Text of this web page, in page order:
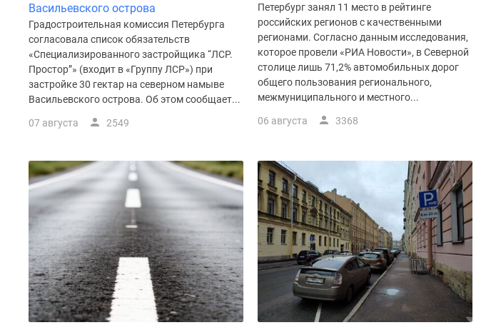
Коттеджные
поселки
ипотеку
Бизнес-
центры
Коттеджи
Скидки
Рассрочка
Васильевского острова
Градостроительная комиссия Петербурга
согласовала список обязательств
«Специализированного застройщика “ЛСР.
Простор”» (входит в «Группу ЛСР») при
застройке 30 гектар на северном намыве
Васильевского острова. Об этом сообщает...
07 августа 2549
Петербург занял 11 место в рейтинге
российских регионов с качественными
регионами. Согласно данным исследования,
которое провели «РИА Новости», в Северной
столице лишь 71,2% автомобильных дорог
общего пользования регионального,
межмуниципального и местного...
06 августа 3368